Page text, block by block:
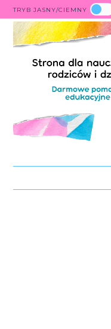
TRYB JASNY/CIEMNY